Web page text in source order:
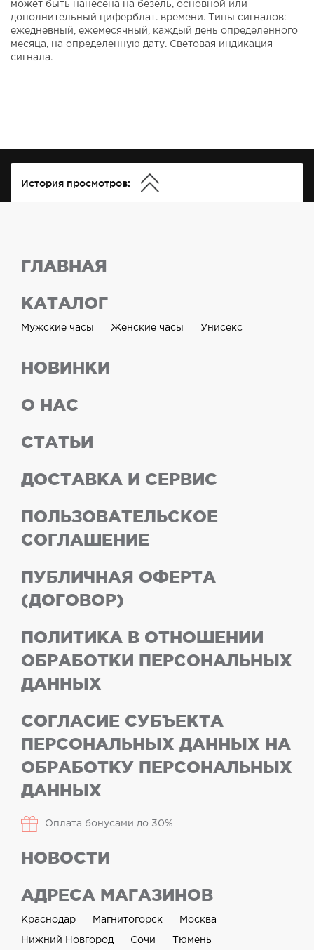
может быть нанесена на безель, основной или
дополнительный циферблат. времени. Типы сигналов:
ежедневный, ежемесячный, каждый день определенного
месяца, на определенную дату. Световая индикация
сигнала.
История просмотров:
ГЛАВНАЯ
КАТАЛОГ
Мужские часы Женские часы Унисекс
НОВИНКИ
О НАС
СТАТЬИ
ДОСТАВКА И СЕРВИС
ПОЛЬЗОВАТЕЛЬСКОЕ
СОГЛАШЕНИЕ
ПУБЛИЧНАЯ ОФЕРТА
(ДОГОВОР)
ПОЛИТИКА В ОТНОШЕНИИ
ОБРАБОТКИ ПЕРСОНАЛЬНЫХ
ДАННЫХ
СОГЛАСИЕ СУБЪЕКТА
ПЕРСОНАЛЬНЫХ ДАННЫХ НА
ОБРАБОТКУ ПЕРСОНАЛЬНЫХ
ДАННЫХ
Оплата бонусами до 30%
НОВОСТИ
АДРЕСА МАГАЗИНОВ
Краснодар Магнитогорск Москва
Нижний Новгород Сочи Тюмень